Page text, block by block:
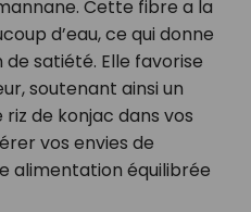
Cette fibre a la
d’eau, ce qui donne
satiété. Elle favorise
soutenant ainsi un
de konjac dans vos
vos envies de
alimentation équilibrée